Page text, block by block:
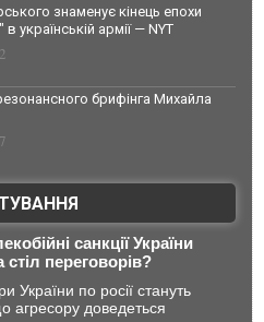
знаменує кінець епохи
в українській армії — NYT
брифінга Михайла
санкції України
стіл переговорів?
України по росії стануть
агресору доведеться